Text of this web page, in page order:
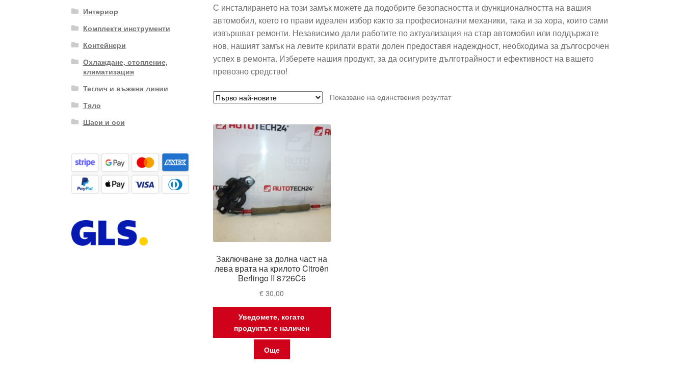
С инсталирането на този замък можете да подобрите безопасността и функционалността на вашия
автомобил, което го прави идеален избор както за професионални механики, така и за хора, които сами
извършват ремонти. Независимо дали работите по актуализация на стар автомобил или поддържате
нов, нашият замък на левите крилати врати долен предоставя надеждност, необходима за дългосрочен
успех в ремонта. Изберете нашия продукт, за да осигурите дълготрайност и ефективност на вашето
превозно средство!
Показване на единствения резултат
Заключване за долна част на
лева врата на крилото Citroën
Berlingo II 8726C6
€ 30,00
Уведомете, когато
продуктът е наличен
Още
Интериор
Комплекти инструменти
Контейнери
Охлаждане, отопление,
климатизация
Теглич и въжени линии
Тяло
Шаси и оси